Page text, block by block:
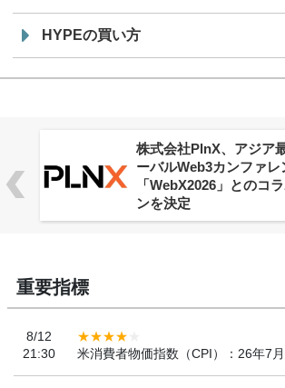
HYPEの買い方
株式会社PlnX、アジア
ーバルWeb3カンファレ
「WebX2026」とのコ
ンを決定
重要指標
8/12
21:30
米消費者物価指数（CPI）：26年7